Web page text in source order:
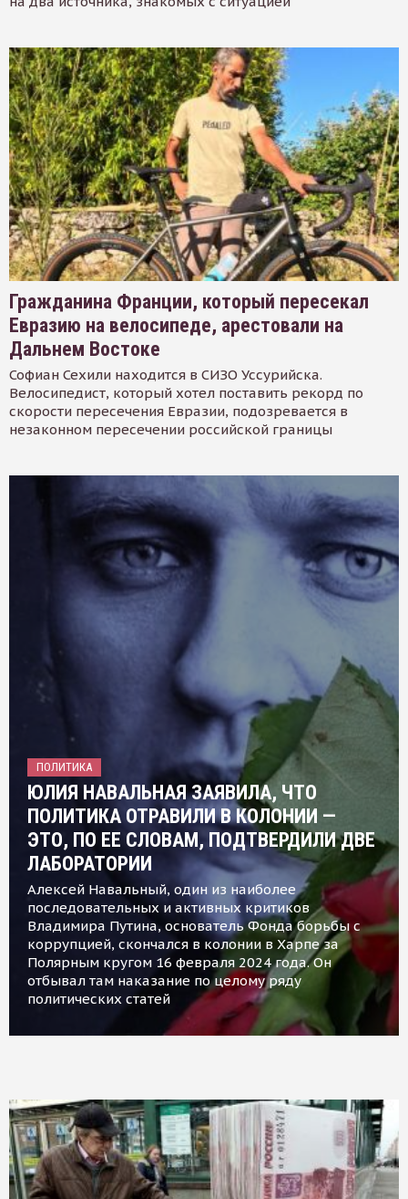
Гражданина Франции, который пересекал
Евразию на велосипеде, арестовали на
Дальнем Востоке
Софиан Сехили находится в СИЗО Уссурийска.
Велосипедист, который хотел поставить рекорд по
скорости пересечения Евразии, подозревается в
незаконном пересечении российской границы
ПОЛИТИКА
ЮЛИЯ НАВАЛЬНАЯ ЗАЯВИЛА, ЧТО
ПОЛИТИКА ОТРАВИЛИ В КОЛОНИИ —
ЭТО, ПО ЕЕ СЛОВАМ, ПОДТВЕРДИЛИ ДВЕ
ЛАБОРАТОРИИ
Алексей Навальный, один из наиболее
последовательных и активных критиков
Владимира Путина, основатель Фонда борьбы с
коррупцией, скончался в колонии в Харпе за
Полярным кругом 16 февраля 2024 года. Он
отбывал там наказание по целому ряду
политических статей